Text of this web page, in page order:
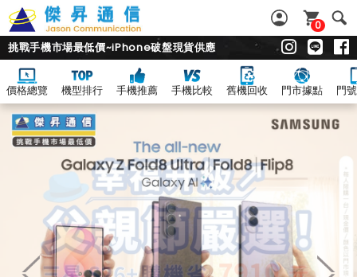
0
挑戰手機市場最低價~iPhone破盤現貨供應
價格總覽 機型排行 手機推薦 手機比較 舊機回收 門市據點 門